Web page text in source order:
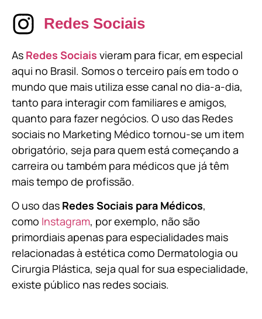
Redes Sociais
As Redes Sociais vieram para ficar, em especial
aqui no Brasil. Somos o terceiro país em todo o
mundo que mais utiliza esse canal no dia-a-dia,
tanto para interagir com familiares e amigos,
quanto para fazer negócios. O uso das Redes
sociais no Marketing Médico tornou-se um item
obrigatório, seja para quem está começando a
carreira ou também para médicos que já têm
mais tempo de profissão.
O uso das Redes Sociais para Médicos,
como Instagram, por exemplo, não são
primordiais apenas para especialidades mais
relacionadas à estética como Dermatologia ou
Cirurgia Plástica, seja qual for sua especialidade,
existe público nas redes sociais.